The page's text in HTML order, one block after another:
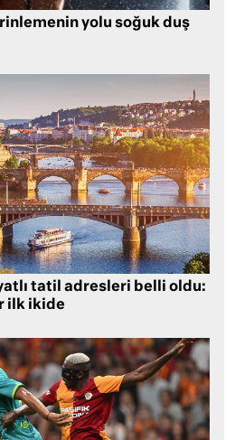
yolu soğuk duş
tatil adresleri belli oldu:
ilk ikide